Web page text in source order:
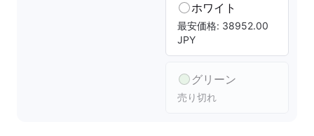
ホワイト
最安価格: 38952.00
JPY
グリーン
売り切れ